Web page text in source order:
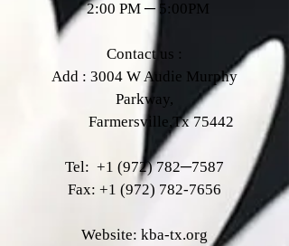
2:00 PM ─ 5:00PM
Contact us :
Add : 3004 W Audie Murphy
Parkway,
Farmersville,Tx 75442
Tel: +1 (972) 782─7587
Fax: +1 (972) 782-7656
Website: kba-tx.org